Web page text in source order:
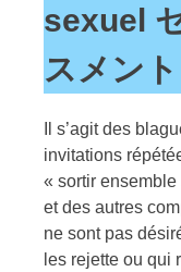
sexuel
スメン
Il s’agit des
invitations
« sortir
et des autres
ne sont pas
les rejette ou qui